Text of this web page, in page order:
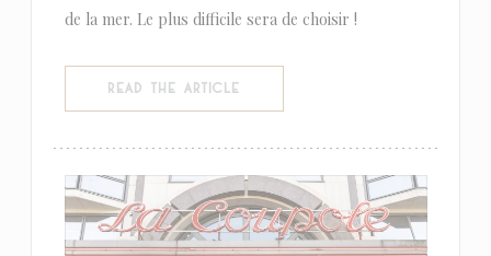
de la mer. Le plus difficile sera de choisir !
READ THE ARTICLE